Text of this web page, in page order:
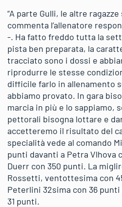
“A parte Gulli, le altre
commenta l’allenatore
-. Ha fatto freddo tutta la
pista ben preparata, la
tracciato sono i dossi e
riprodurre le stesse
difficile farlo in allenamento
abbiamo provato. In gara
marcia in più e lo sappiamo,
pettorali bisogna lottare e
accetteremo il risultato del
specialità vede al comando
punti davanti a Petra Vlhova
Duerr con 350 punti. La
Rossetti, ventottesima con
Peterlini 32sima con 36 punti
31 punti.